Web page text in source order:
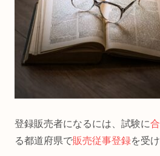
登録販売者になるには、試験に
る都道府県で販売従事登録を受